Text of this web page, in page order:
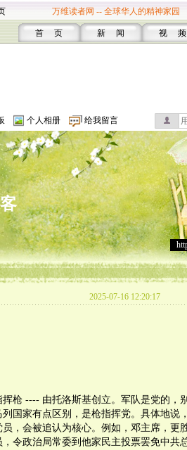
万维读者网 -- 全球华人的精神家园
首 页 新 闻 视 频
个人相册 给我留言
2025-07-16 12:20:17
枪 ---- 由托洛斯基创立。军队是党的，
国家有点区别，是枪指挥党。具体地说
，会被追认为核心。例如，邓主席，更
令政治局常委到他家民主投票罢免中共